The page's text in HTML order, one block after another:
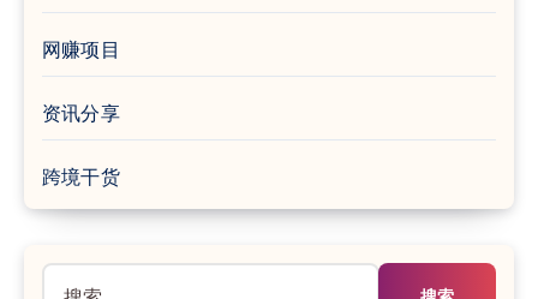
网赚项目
资讯分享
跨境干货